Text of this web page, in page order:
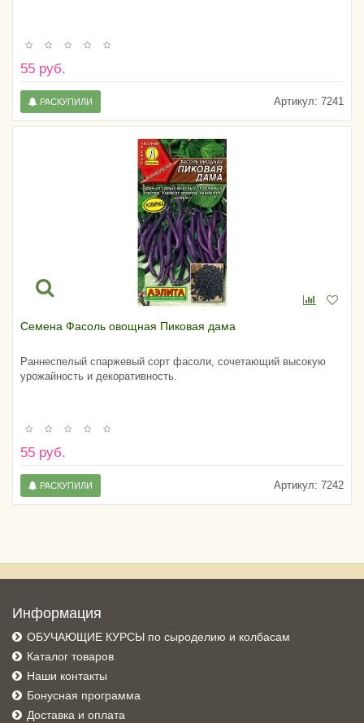
55 руб.
Артикул: 7241
РАСКУПИЛИ
Семена Фасоль овощная Пиковая дама
Раннеспелый спаржевый сорт фасоли, сочетающий высокую
урожайность и декоративность.
55 руб.
Артикул: 7242
РАСКУПИЛИ
Информация
ОБУЧАЮЩИЕ КУРСЫ по сыроделию и колбасам
Каталог товаров
Наши контакты
Бонусная программа
Доставка и оплата